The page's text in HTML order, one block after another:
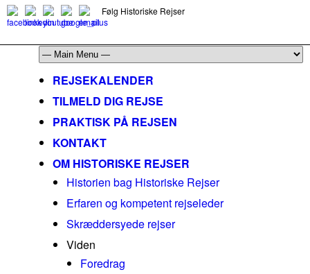
Følg Historiske Rejser
REJSEKALENDER
TILMELD DIG REJSE
PRAKTISK PÅ REJSEN
KONTAKT
OM HISTORISKE REJSER
Historien bag Historiske Rejser
Erfaren og kompetent rejseleder
Skræddersyede rejser
Viden
Foredrag